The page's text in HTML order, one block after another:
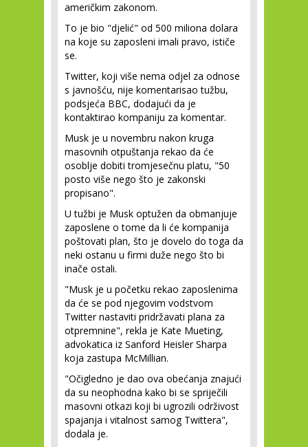
američkim zakonom.
To je bio "djelić" od 500 miliona dolara
na koje su zaposleni imali pravo, ističe
se.
Twitter, koji više nema odjel za odnose
s javnošću, nije komentarisao tužbu,
podsjeća BBC, dodajući da je
kontaktirao kompaniju za komentar.
Musk je u novembru nakon kruga
masovnih otpuštanja rekao da će
osoblje dobiti tromjesečnu platu, "50
posto više nego što je zakonski
propisano".
U tužbi je Musk optužen da obmanjuje
zaposlene o tome da li će kompanija
poštovati plan, što je dovelo do toga da
neki ostanu u firmi duže nego što bi
inače ostali.
"Musk je u početku rekao zaposlenima
da će se pod njegovim vodstvom
Twitter nastaviti pridržavati plana za
otpremnine", rekla je Kate Mueting,
advokatica iz Sanford Heisler Sharpa
koja zastupa McMillian.
"Očigledno je dao ova obećanja znajući
da su neophodna kako bi se spriječili
masovni otkazi koji bi ugrozili održivost
spajanja i vitalnost samog Twittera",
dodala je.